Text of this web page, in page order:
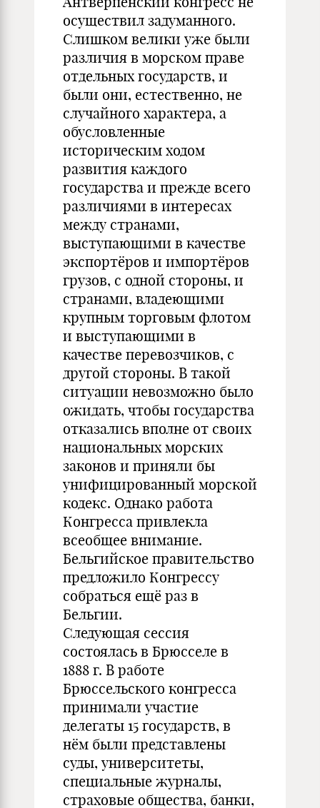
осуществил задуманного.
Слишком велики уже были
различия в морском праве
отдельных государств, и
были они, естественно, не
случайного характера, а
обусловленные
историческим ходом
развития каждого
государства и прежде всего
различиями в интересах
между странами,
выступающими в качестве
экспортёров и импортёров
грузов, с одной стороны, и
странами, владеющими
крупным торговым флотом
и выступающими в
качестве перевозчиков, с
другой стороны. В такой
ситуации невозможно было
ожидать, чтобы государства
отказались вполне от своих
национальных морских
законов и приняли бы
унифицированный морской
кодекс. Однако работа
Конгресса привлекла
всеобщее внимание.
Бельгийское правительство
предложило Конгрессу
собраться ещё раз в
Бельгии.
Следующая сессия
состоялась в Брюсселе в
1888 г. В работе
Брюссельского конгресса
принимали участие
делегаты 15 государств, в
нём были представлены
суды, университеты,
специальные журналы,
страховые общества, банки,